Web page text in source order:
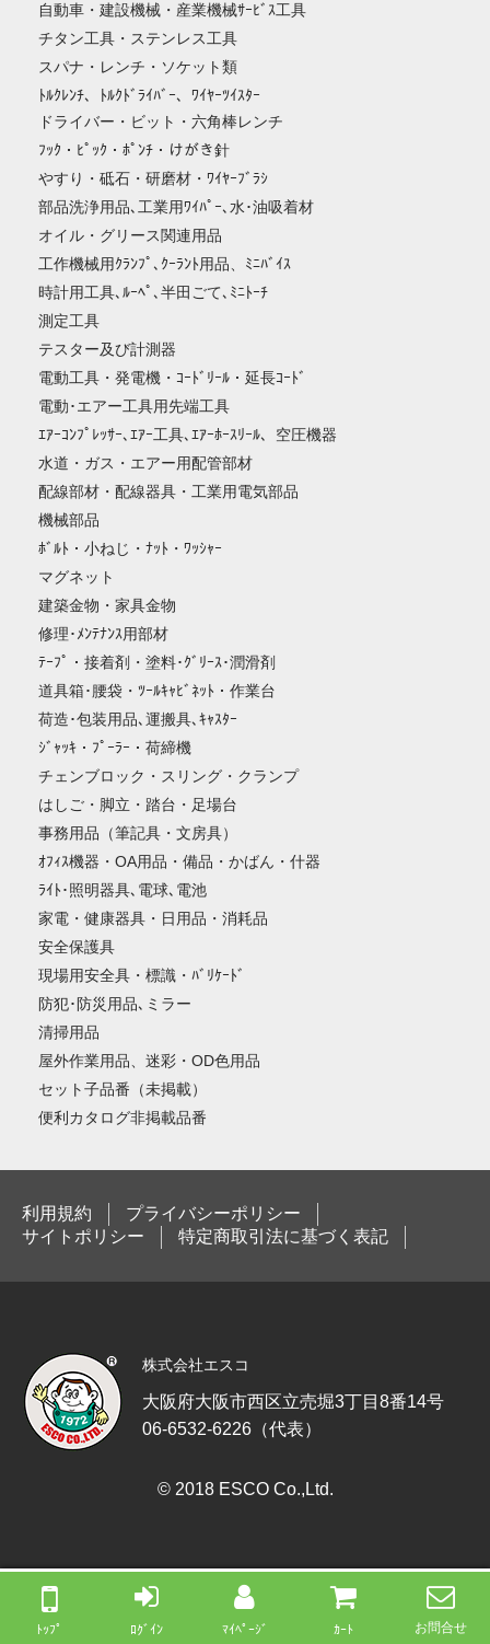
ﾄｯﾌﾟ ﾛｸﾞｲﾝ ﾏｲﾍﾟｰｼﾞ ｶｰﾄ お問合せ
自動車・建設機械・産業機械ｻｰﾋﾞｽ工具
チタン工具・ステンレス工具
スパナ・レンチ・ソケット類
ﾄﾙｸﾚﾝﾁ、ﾄﾙｸﾄﾞﾗｲﾊﾞｰ、ﾜｲﾔｰﾂｲｽﾀｰ
ドライバー・ビット・六角棒レンチ
ﾌｯｸ・ﾋﾟｯｸ・ﾎﾟﾝﾁ・けがき針
やすり・砥石・研磨材・ﾜｲﾔｰﾌﾞﾗｼ
部品洗浄用品､工業用ﾜｲﾊﾟｰ､水･油吸着材
オイル・グリース関連用品
工作機械用ｸﾗﾝﾌﾟ､ｸｰﾗﾝﾄ用品、ﾐﾆﾊﾞｲｽ
時計用工具､ﾙｰﾍﾟ､半田ごて､ﾐﾆﾄｰﾁ
測定工具
テスター及び計測器
電動工具・発電機・ｺｰﾄﾞﾘｰﾙ・延長ｺｰﾄﾞ
電動･エアー工具用先端工具
ｴｱｰｺﾝﾌﾟﾚｯｻｰ､ｴｱｰ工具､ｴｱｰﾎｰｽﾘｰﾙ、空圧機器
水道・ガス・エアー用配管部材
配線部材・配線器具・工業用電気部品
機械部品
ﾎﾞﾙﾄ・小ねじ・ﾅｯﾄ・ﾜｯｼｬｰ
マグネット
建築金物・家具金物
修理･ﾒﾝﾃﾅﾝｽ用部材
ﾃｰﾌﾟ・接着剤・塗料･ｸﾞﾘｰｽ･潤滑剤
道具箱･腰袋・ﾂｰﾙｷｬﾋﾞﾈｯﾄ・作業台
荷造･包装用品､運搬具､ｷｬｽﾀｰ
ｼﾞｬｯｷ・ﾌﾟｰﾗｰ・荷締機
チェンブロック・スリング・クランプ
はしご・脚立・踏台・足場台
事務用品（筆記具・文房具）
ｵﾌｨｽ機器・OA用品・備品・かばん・什器
ﾗｲﾄ･照明器具､電球､電池
家電・健康器具・日用品・消耗品
安全保護具
現場用安全具・標識・ﾊﾞﾘｹｰﾄﾞ
防犯･防災用品､ミラー
清掃用品
屋外作業用品、迷彩・OD色用品
セット子品番（未掲載）
便利カタログ非掲載品番
利用規約
プライバシーポリシー
サイトポリシー
特定商取引法に基づく表記
株式会社エスコ
大阪府大阪市西区立売堀3丁目8番14号
06-6532-6226（代表）
© 2018 ESCO Co.,Ltd.